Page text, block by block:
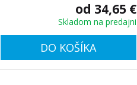
od 34,65 €
Skladom na predajni
DO KOŠÍKA